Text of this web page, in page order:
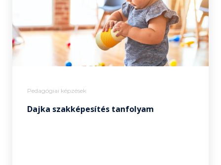
Pedagógiai képzések
Dajka szakképesítés tanfolyam